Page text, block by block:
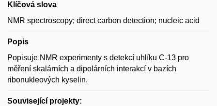
Klíčová slova
NMR spectroscopy; direct carbon detection; nucleic acid
Popis
Popisuje NMR experimenty s detekcí uhlíku C-13 pro
měření skalárních a dipolárních interakcí v bazích
ribonukleových kyselin.
Související projekty: